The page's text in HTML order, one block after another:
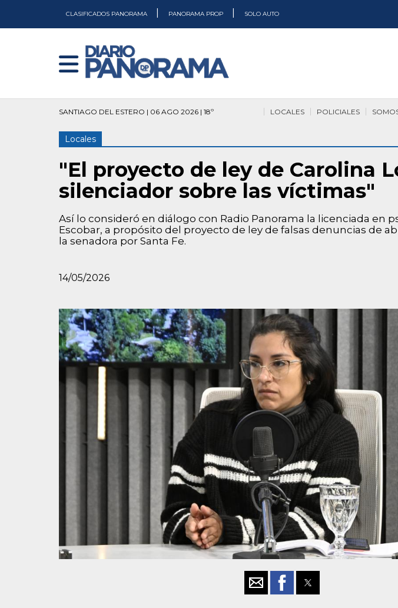
CLASIFICADOS PANORAMA PANORAMA PROP SOLO AUTO
SANTIAGO DEL ESTERO | 06 AGO 2026 | 18º POLICIALES
LOCALES
Locales
"El proyecto de ley de Carolina
silenciador sobre las víctimas"
Así lo consideró en diálogo con Radio Panorama la licenciada en
Escobar, a propósito del proyecto de ley de falsas denuncias de
la senadora por Santa Fe.
14/05/2026